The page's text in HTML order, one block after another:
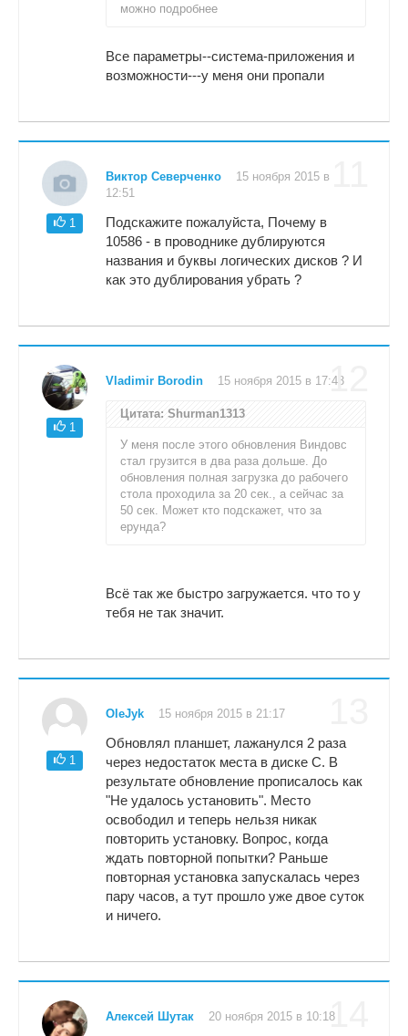
можно подробнее
Все параметры--система-приложения и
возможности---у меня они пропали
1
Виктор Северченко
15 ноября 2015 в
12:51
Подскажите пожалуйста, Почему в
10586 - в проводнике дублируются
названия и буквы логических дисков ? И
как это дублирования убрать ?
12
1
Vladimir Borodin 15 ноября 2015 в 17:43
Цитата: Shurman1313
У меня после этого обновления Виндовс
стал грузится в два раза дольше. До
обновления полная загрузка до рабочего
стола проходила за 20 сек., а сейчас за
50 сек. Может кто подскажет, что за
ерунда?
Всё так же быстро загружается. что то у
тебя не так значит.
1
OleJyk 15 ноября 2015 в 21:17
Обновлял планшет, лажанулся 2 раза
через недостаток места в диске С. В
результате обновление прописалось как
"Не удалось установить". Место
освободил и теперь нельзя никак
повторить установку. Вопрос, когда
ждать повторной попытки? Раньше
повторная установка запускалась через
пару часов, а тут прошло уже двое суток
и ничего.
14
Алексей Шутак 20 ноября 2015 в 10:18